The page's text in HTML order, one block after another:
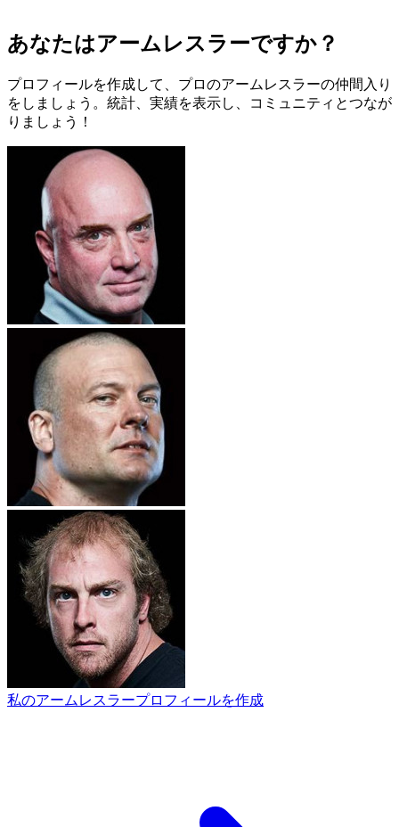
あなたはアームレスラーですか？
プロフィールを作成して、プロのアームレスラーの仲間入り
をしましょう。統計、実績を表示し、コミュニティとつなが
りましょう！
私のアームレスラープロフィールを作成